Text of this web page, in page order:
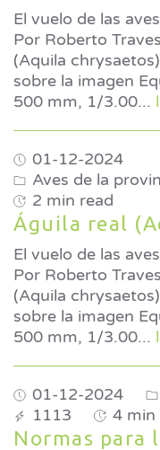
El vuelo de las
Por Roberto
(Aquila
sobre la imagen
500 mm, 1/3.00...
01-12-2024
Aves de la
2 min read
Águila real
El vuelo de las
Por Roberto
(Aquila
sobre la imagen
500 mm, 1/3.00...
01-12-2024
1113
4 min
Normas para